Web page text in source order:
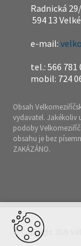
Radnická
594 13
e-mail:
tel.: 566 781
mobil: 724
Obsah
vydavatel. Jakékoliv
podoby
obsahu je bez
ZAKÁZÁNO.
© Copyright 2026